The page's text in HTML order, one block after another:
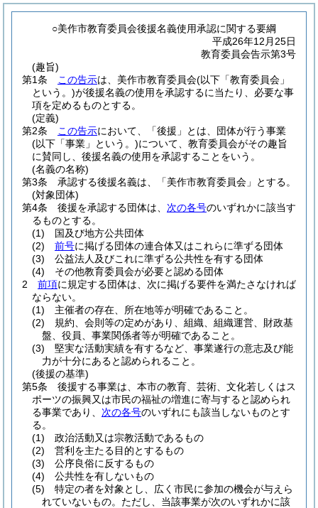
○美作市教育委員会後援名義使用承認に関する要綱
平成26年12月25日
教育委員会告示第3号
(趣旨)
第1条
この告示は、美作市教育委員会(以下「教育委員会」
という。)が後援名義の使用を承認するに当たり、必要な事
項を定めるものとする。
(定義)
第2条
この告示において、「後援」とは、団体が行う事業
(以下「事業」という。)について、教育委員会がその趣旨
に賛同し、後援名義の使用を承認することをいう。
(名義の名称)
第3条
承認する後援名義は、「美作市教育委員会」とする。
(対象団体)
第4条
後援を承認する団体は、 次の各号のいずれかに該当す
るものとする。
(1)
国及び地方公共団体
(2)
前号に掲げる団体の連合体又はこれらに準ずる団体
(3)
公益法人及びこれに準ずる公共性を有する団体
(4)
その他教育委員会が必要と認める団体
2
前項に規定する団体は、次に掲げる要件を満たさなければ
ならない。
(1)
主催者の存在、所在地等が明確であること。
(2)
規約、会則等の定めがあり、組織、組織運営、財政基
盤、役員、事業関係者等が明確であること。
(3)
堅実な活動実績を有するなど、事業遂行の意志及び能
力が十分にあると認められること。
(後援の基準)
第5条
後援する事業は、本市の教育、芸術、文化若しくはス
ポーツの振興又は市民の福祉の増進に寄与すると認められ
る事業であり、 次の各号のいずれにも該当しないものとす
る。
(1)
政治活動又は宗教活動であるもの
(2)
営利を主たる目的とするもの
(3)
公序良俗に反するもの
(4)
公共性を有しないもの
(5)
特定の者を対象とし、広く市民に参加の機会が与えら
れていないもの。 ただし、当該事業が次のいずれかに該